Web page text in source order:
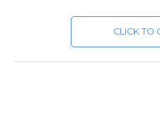
CLICK TO